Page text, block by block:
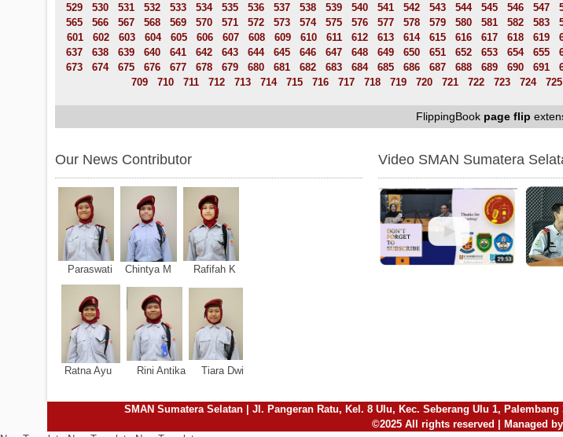
529
530 531 532 533 534 535 536 537 538 539 540 541 542 543 544 545 546 547
565
566 567 568 569 570 571 572 573 574 575 576 577 578 579 580 581 582 583
601
602 603 604 605 606 607 608 609 610 611 612 613 614 615 616 617 618 619
637
638 639 640 641 642 643 644 645 646 647 648 649 650 651 652 653 654 655
673
674 675 676 677 678 679 680 681 682 683 684 685 686 687 688 689 690 691
709
710 711 712 713 714 715 716 717 718 719 720 721 722 723 724 725
FlippingBook page flip
Our News Contributor
Paraswati Chintya M Rafifah K
Ratna Ayu Rini Antika Tiara Dwi
Video SMAN Sumatera
SMAN Sumatera Selatan | Jl. Pangeran Ratu, Kel. 8 Ulu, Kec. Seberang Ulu 1, Palembang
©2025 All rights reserved | Managed